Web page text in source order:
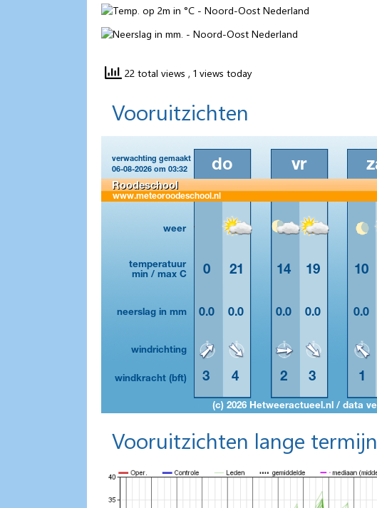
22 total views , 1 views today
Vooruitzichten
Vooruitzichten lange termijn